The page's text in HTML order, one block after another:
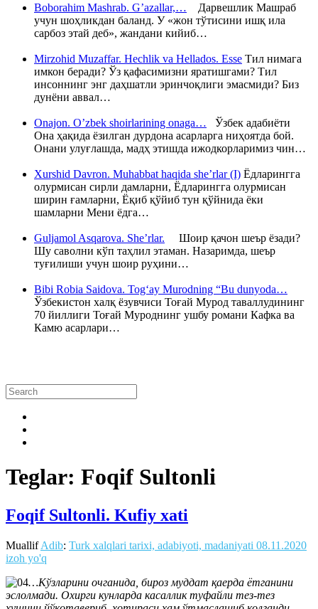
Boborahim Mashrab. G’azallar,… Дарвешлик Машраб
учун шоҳликдан баланд. У «жон тўтисини ишқ ила
сарбоз этай деб», жандани кийиб…
Mirzohid Muzaffar. Hechlik va Hellados. Esse Тил нимага
имкон беради? Ўз қафасимизни яратишгами? Тил
инсоннинг энг даҳшатли эринчоқлиги эмасмиди? Биз
дунёни аввал…
Onajon. O’zbek shoirlarining onaga… Ўзбек адабиёти
Она ҳақида ёзилган дурдона асарларга ниҳоятда бой.
Онани улуғлашда, мадҳ этишда ижодкорларимиз чин…
Xurshid Davron. Muhabbat haqida she’rlar (I) Ёдларингга
олурмисан сирли дамларни, Ёдларингга олурмисан
ширин ғамларни, Ёқиб қўйиб тун қўйнида ёки
шамларни Мени ёдга…
Guljamol Asqarova. She’rlar. Шоир қачон шеър ёзади?
Шу саволни кўп таҳлил этаман. Назаримда, шеър
туғилиши учун шоир руҳини…
Bibi Robia Saidova. Tog‘ay Murodning “Bu dunyoda…
Ўзбекистон халқ ёзувчиси Тоғай Мурод таваллудининг
70 йиллиги Тоғай Муроднинг ушбу романи Кафка ва
Камю асарлари…
Teglar: Foqif Sultonli
Foqif Sultonli. Kufiy xati
MuallifAdib: Turk xalqlari tarixi, adabiyoti, madaniyati 08.11.2020
izoh yo'q
…Кўзларини очганида, бироз муддат қаерда ётганини
эслолмади. Охирги кунларда касаллик туфайли тез-тез